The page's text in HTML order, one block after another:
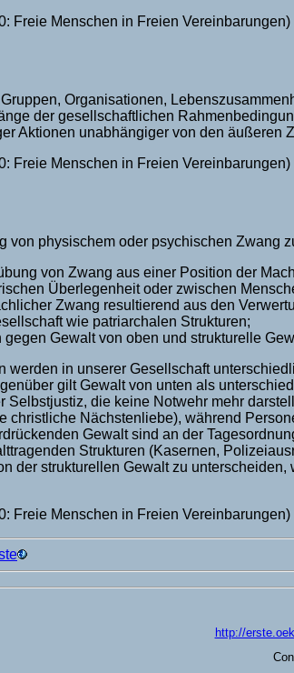
Freie Menschen in Freien Vereinbarungen)
Organisationen,
der gesellschaftlichen
Aktionen unabhängiger von den äußeren
Freie Menschen in Freien Vereinbarungen)
von physischem oder psychischen Zwang
von Zwang aus einer Position der
Überlegenheit oder zwischen
Zwang resultierend aus den
wie patriarchalen Strukturen;
Gewalt von oben und strukturelle
werden in unserer Gesellschaft
gilt Gewalt von unten als
Selbstjustiz, die keine Notwehr mehr
christliche Nächstenliebe), während
Gewalt sind an der
Strukturen (Kasernen,
der strukturellen Gewalt zu
Freie Menschen in Freien Vereinbarungen)
http://